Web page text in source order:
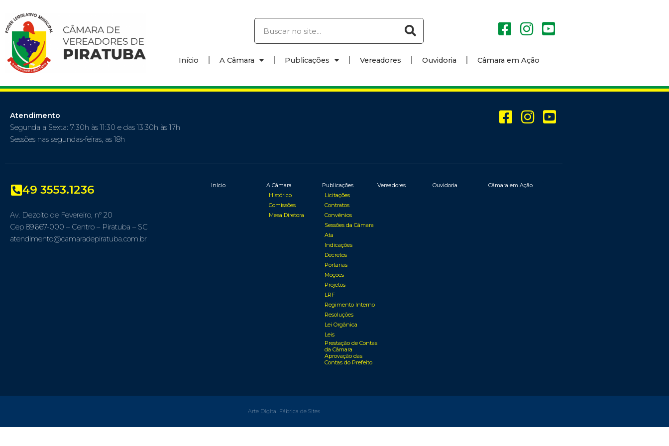
Início A Câmara Publicações Vereadores Ouvidoria Câmara em Ação
Atendimento
Segunda a Sexta: 7:30h às 11:30 e das 13:30h às 17h
Sessões nas segundas-feiras, as 18h
49 3553.1236
Av. Dezoito de Fevereiro, nº 20
Cep 89667-000 – Centro – Piratuba – SC
atendimento@camaradepiratuba.com.br
Início
A Câmara
Histórico
Comissões
Mesa Diretora
Publicações
Licitações
Contratos
Convênios
Sessões da Câmara
Ata
Indicações
Decretos
Portarias
Moções
Projetos
LRF
Regimento Interno
Resoluções
Lei Orgânica
Leis
Prestação de Contas
da Câmara
Aprovação das
Contas do Prefeito
Vereadores Ouvidoria Câmara em Ação
Arte Digital Fábrica de Sites